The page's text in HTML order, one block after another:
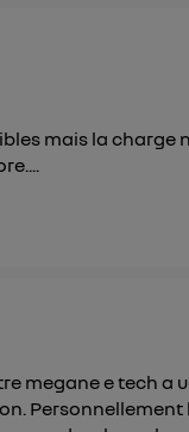
mais la charge
megane e tech a
Personnellement